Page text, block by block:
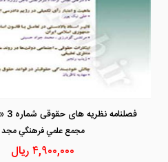
مجمع علمي فرهنگي مجد
۴,۹۰۰,۰۰۰ریال